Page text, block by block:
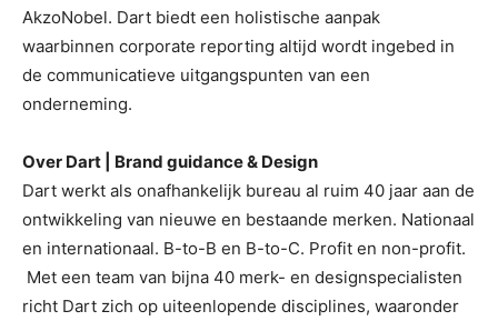
AkzoNobel. Dart biedt een holistische aanpak
waarbinnen corporate reporting altijd wordt ingebed in
de communicatieve uitgangspunten van een
onderneming.
Over Dart | Brand guidance & Design
Dart werkt als onafhankelijk bureau al ruim 40 jaar aan de
ontwikkeling van nieuwe en bestaande merken. Nationaal
en internationaal. B-to-B en B-to-C. Profit en non-profit.
Met een team van bijna 40 merk- en designspecialisten
richt Dart zich op uiteenlopende disciplines, waaronder